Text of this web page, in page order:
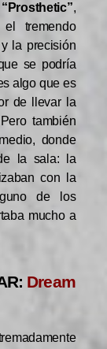
“Prosthetic”,
tremendo
la precisión
se podría
algo que es
de llevar la
también
donde
la sala: la
con la
de los
mucho a
Dream